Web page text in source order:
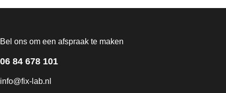
Bel ons om een afspraak te maken
06 84 678 101
info@fix-lab.nl